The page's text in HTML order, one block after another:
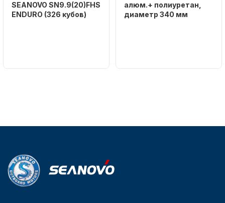
Аксессуары для лодок и
SEANOVO SN9.9(20)FHS
ENDURO (326 кубов)
алюм.+ полиуретан,
диаметр 340 мм